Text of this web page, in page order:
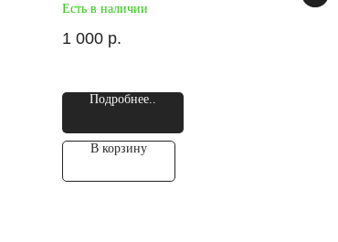
Есть в наличии
1 000 р.
Подробнее..
В корзину